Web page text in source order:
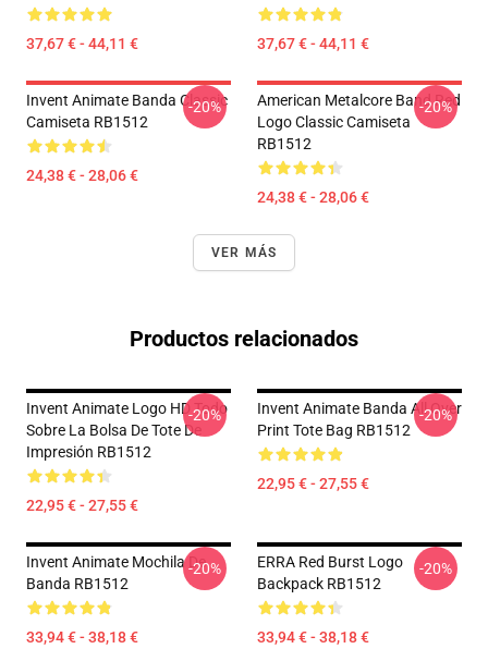
37,67 € - 44,11 € 37,67 € - 44,11 €
Invent Animate Banda Classic
Camiseta RB1512
24,38 € - 28,06 €
-20%
American Metalcore Band Red
Logo Classic Camiseta
RB1512
24,38 € - 28,06 €
-20%
VER MÁS
Productos relacionados
Invent Animate Logo HD Todo
Sobre La Bolsa De Tote De
Impresión RB1512
22,95 € - 27,55 €
-20%
Invent Animate Banda All Over
Print Tote Bag RB1512
22,95 € - 27,55 €
-20%
Invent Animate Mochila De
Banda RB1512
33,94 € - 38,18 €
-20%
ERRA Red Burst Logo
Backpack RB1512
33,94 € - 38,18 €
-20%